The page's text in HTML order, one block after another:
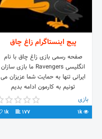
پیج اینستاگرام زاغ چاق
صفحه رسمی بازی زاغ چاق با نام
انگلیسی Ravengers ما بازی سازان
ایرانی تنها به حمایت شما عزیزان می
تونیم به کارمون ادامه بدیم
بازی
1k
177
1k